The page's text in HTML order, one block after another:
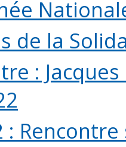
de la
:
: